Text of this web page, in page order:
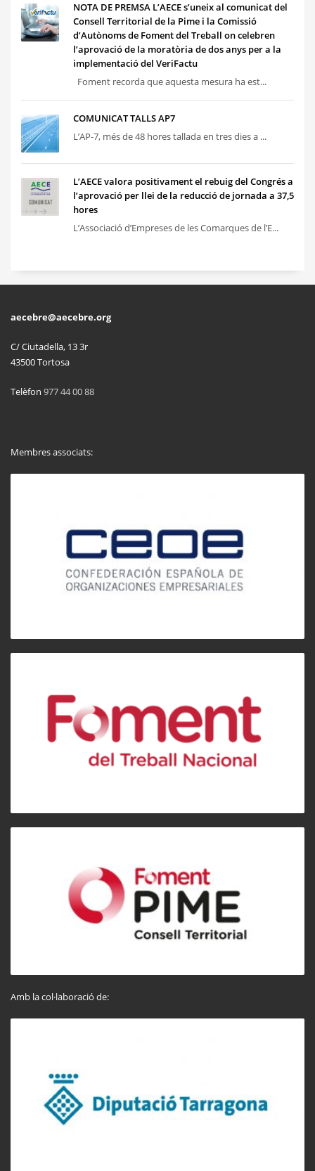
NOTA DE PREMSA L’AECE s’uneix al comunicat del
Consell Territorial de la Pime i la Comissió
d’Autònoms de Foment del Treball on celebren
l’aprovació de la moratòria de dos anys per a la
implementació del VeriFactu
Foment recorda que aquesta mesura ha est...
COMUNICAT TALLS AP7
L’AP-7, més de 48 hores tallada en tres dies a ...
L’AECE valora positivament el rebuig del Congrés a
l’aprovació per llei de la reducció de jornada a 37,5
hores
L’Associació d’Empreses de les Comarques de l’E...
aecebre@aecebre.org
C/ Ciutadella, 13 3r
43500 Tortosa
Telèfon 977 44 00 88
Membres associats:
Amb la col·laboració de: